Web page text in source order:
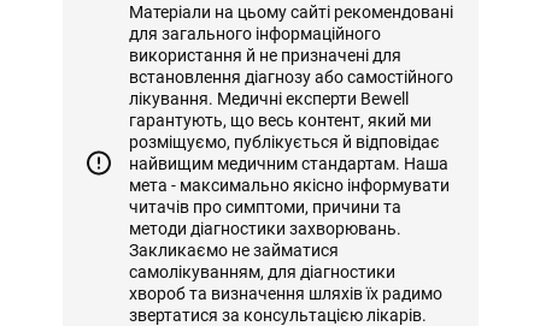
Матеріали на цьому сайті рекомендовані
для загального інформаційного
використання й не призначені для
встановлення діагнозу або самостійного
лікування. Медичні експерти Bewell
гарантують, що весь контент, який ми
розміщуємо, публікується й відповідає
найвищим медичним стандартам. Наша
мета - максимально якісно інформувати
читачів про симптоми, причини та
методи діагностики захворювань.
Закликаємо не займатися
самолікуванням, для діагностики
хвороб та визначення шляхів їх радимо
звертатися за консультацією лікарів.